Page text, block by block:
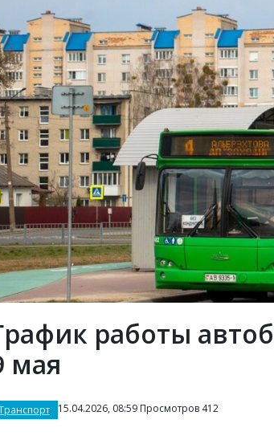
работы
мая
15.04.2026, 08:59 Просмотров 412